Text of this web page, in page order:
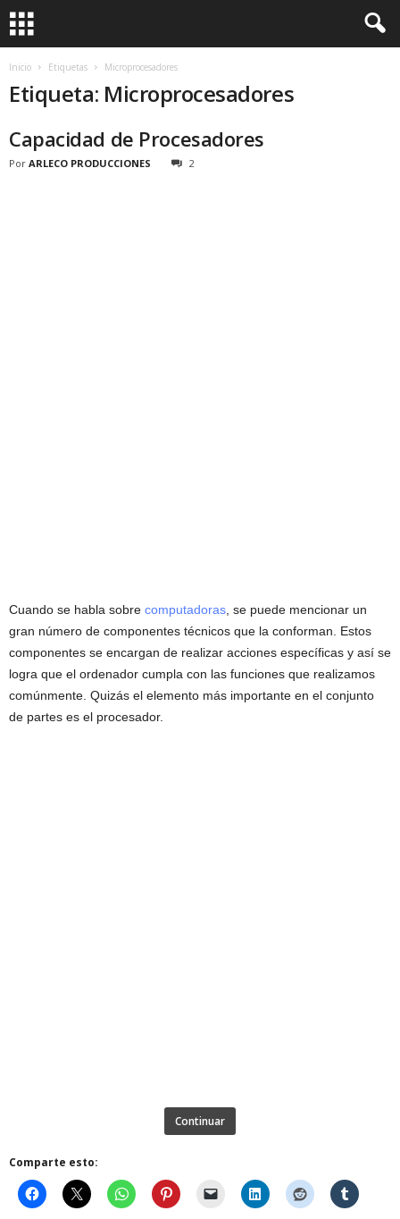
Inicio Etiquetas Microprocesadores
Etiqueta: Microprocesadores
Capacidad de Procesadores
Por ARLECO PRODUCCIONES 2
Cuando se habla sobre computadoras , se puede mencionar un
gran número de componentes técnicos que la conforman. Estos
componentes se encargan de realizar acciones específicas y así se
logra que el ordenador cumpla con las funciones que realizamos
comúnmente. Quizás el elemento más importante en el conjunto
de partes es el procesador.
Continuar
Comparte esto: